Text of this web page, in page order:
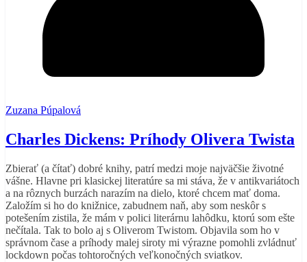
Zuzana Púpalová
Charles Dickens: Príhody Olivera Twista
Zbierať (a čítať) dobré knihy, patrí medzi moje najväčšie životné
vášne. Hlavne pri klasickej literatúre sa mi stáva, že v antikvariátoch
a na rôznych burzách narazím na dielo, ktoré chcem mať doma.
Založím si ho do knižnice, zabudnem naň, aby som neskôr s
potešením zistila, že mám v polici literárnu lahôdku, ktorú som ešte
nečítala. Tak to bolo aj s Oliverom Twistom. Objavila som ho v
správnom čase a príhody malej siroty mi výrazne pomohli zvládnuť
lockdown počas tohtoročných veľkonočných sviatkov.